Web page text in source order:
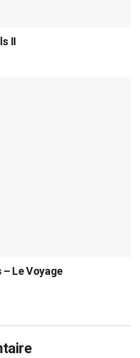
II
Le Voyage